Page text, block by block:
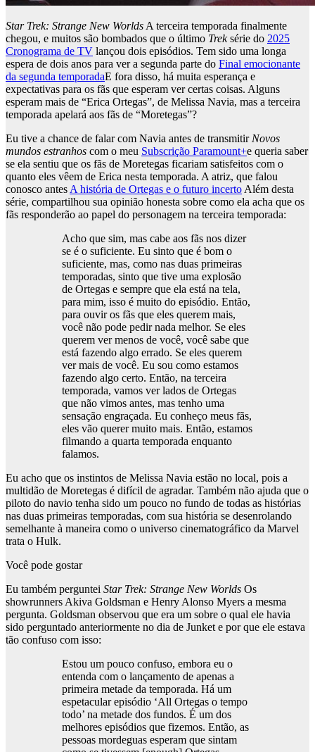
Star Trek: Strange New WorldsA terceira temporada finalmente
chegou, e muitos são bombados que o último Treksérie do 2025
Cronograma de TV lançou dois episódios. Tem sido uma longa
espera de dois anos para ver a segunda parte do Final emocionante
da segunda temporadaE fora disso, há muita esperança e
expectativas para os fãs que esperam ver certas coisas. Alguns
esperam mais de “Erica Ortegas”, de Melissa Navia, mas a terceira
temporada apelará aos fãs de “Moretegas”?
Eu tive a chance de falar com Navia antes de transmitirNovos
mundos estranhos com o meu Subscrição Paramount+e queria saber
se ela sentiu que os fãs de Moretegas ficariam satisfeitos com o
quanto eles vêem de Erica nesta temporada. A atriz, que falou
conosco antesA história de Ortegas e o futuro incertoAlém desta
série, compartilhou sua opinião honesta sobre como ela acha que os
fãs responderão ao papel do personagem na terceira temporada:
Acho que sim, mas cabe aos fãs nos dizer
se é o suficiente. Eu sinto que é bom o
suficiente, mas, como nas duas primeiras
temporadas, sinto que tive uma explosão
de Ortegas e sempre que ela está na tela,
para mim, isso é muito do episódio. Então,
para ouvir os fãs que eles querem mais,
você não pode pedir nada melhor. Se eles
querem ver menos de você, você sabe que
está fazendo algo errado. Se eles querem
ver mais de você. Eu sou como estamos
fazendo algo certo. Então, na terceira
temporada, vamos ver lados de Ortegas
que não vimos antes, mas tenho uma
sensação engraçada. Eu conheço meus fãs,
eles vão querer muito mais. Então, estamos
filmando a quarta temporada enquanto
falamos.
Eu acho que os instintos de Melissa Navia estão no local, pois a
multidão de Moretegas é difícil de agradar. Também não ajuda que o
piloto do navio tenha sido um pouco no fundo de todas as histórias
nas duas primeiras temporadas, com sua história se desenrolando
semelhante à maneira como o universo cinematográfico da Marvel
trata o Hulk.
Você pode gostar
Eu também perguntei Star Trek: Strange New Worlds Os
showrunners Akiva Goldsman e Henry Alonso Myers a mesma
pergunta. Goldsman observou que era um sobre o qual ele havia
sido perguntado anteriormente no dia de Junket e por que ele estava
tão confuso com isso:
Estou um pouco confuso, embora eu o
entenda com o lançamento de apenas a
primeira metade da temporada. Há um
espetacular episódio ‘All Ortegas o tempo
todo’ na metade dos fundos. É um dos
melhores episódios que fizemos. Então, as
pessoas mordeguas esperam que sintam